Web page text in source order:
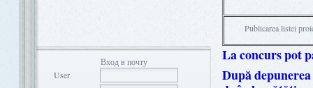
Вход в почту
User
Publicarea listei
La concurs pot
După